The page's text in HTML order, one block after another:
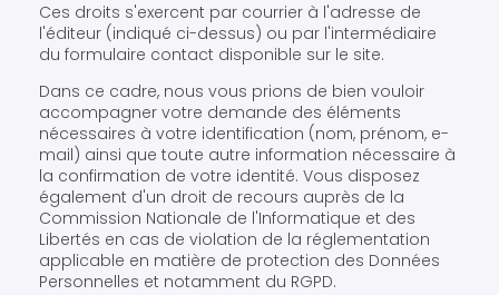
Ces droits s'exercent par courrier à l'adresse de
l'éditeur (indiqué ci-dessus) ou par l'intermédiaire
du formulaire contact disponible sur le site.
Dans ce cadre, nous vous prions de bien vouloir
accompagner votre demande des éléments
nécessaires à votre identification (nom, prénom, e-
mail) ainsi que toute autre information nécessaire à
la confirmation de votre identité. Vous disposez
également d'un droit de recours auprès de la
Commission Nationale de l'Informatique et des
Libertés en cas de violation de la réglementation
applicable en matière de protection des Données
Personnelles et notamment du RGPD.